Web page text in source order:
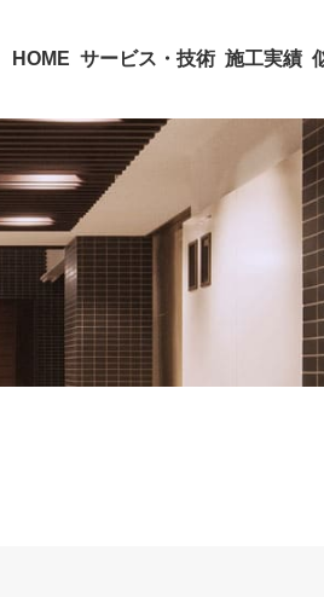
HOME サービス・技術 施工実績